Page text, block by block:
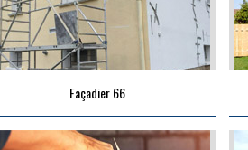
Façadier 66